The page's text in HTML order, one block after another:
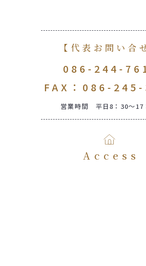
【代表お問い合
086-244-
FAX：086-
営業時間 平日8：30～17
Access